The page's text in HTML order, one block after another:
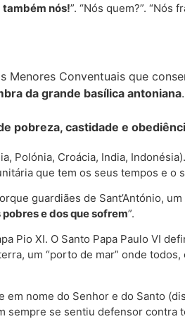
também nós!”. “Nós quem?”. “Nós
Conventuais que
da grande basílica antoniana.
pobreza, castidade e
Polónia, Croácia, India,
que tem os seus tempos e o
guardiães de Sant’António,
e dos que sofrem”.
Pio XI. O Santo Papa Paulo VI
um “porto de mar” onde
em nome do Senhor e do Santo
sempre se sentiu defensor contra